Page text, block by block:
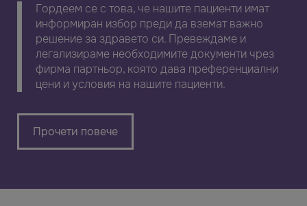
Гордеем се с това, че нашите пациенти имат
информиран избор преди да вземат важно
решение за здравето си. Превеждаме и
легализираме необходимите документи чрез
фирма партньор, която дава преференциални
цени и условия на нашите пациенти.
Прочети повече